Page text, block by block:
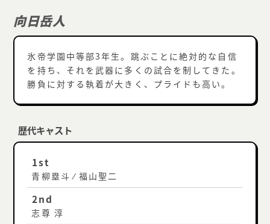
向日岳人
氷帝学園中等部3年生。跳ぶことに絶対的な自信
を持ち、それを武器に多くの試合を制してきた。
勝負に対する執着が大きく、プライドも高い。
歴代キャスト
1st
青柳塁斗 ⁄ 福山聖二
2nd
志尊 淳